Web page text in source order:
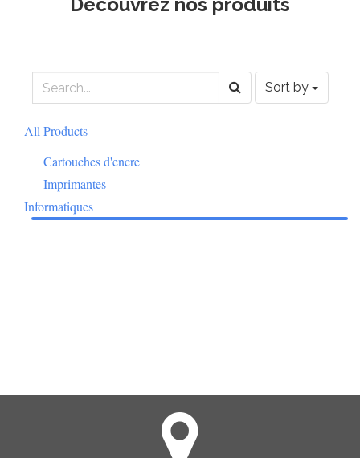
Sort by
All Products
Cartouches d'encre
Imprimantes
Informatiques